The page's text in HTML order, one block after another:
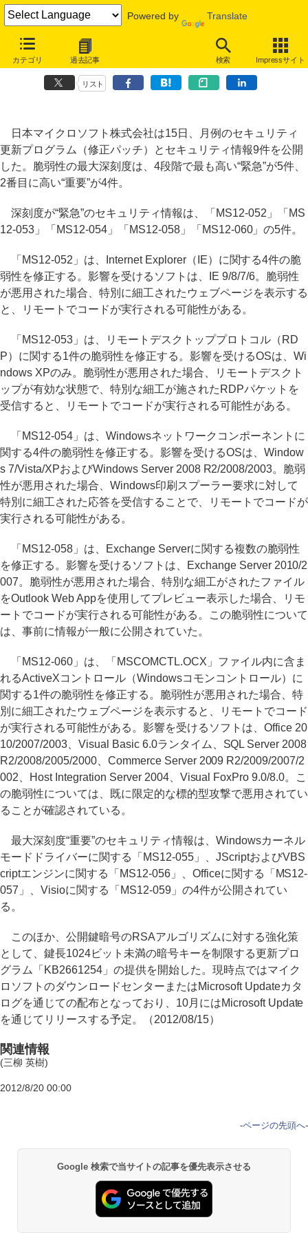
Powered by Translate
カテゴリ 過去記事 検索 Impressサイト
MSが8月の月例パッチ9件を公開、IEやWindowsに関する脆弱性を修
リスト
日本マイクロソフト株式会社は15日、月例のセキュリティ
更新プログラム（修正パッチ）とセキュリティ情報9件を公開
した。脆弱性の最大深刻度は、4段階で最も高い“緊急”が5件、
2番目に高い“重要”が4件。
深刻度が“緊急”のセキュリティ情報は、「MS12-052」「MS
12-053」「MS12-054」「MS12-058」「MS12-060」の5件。
「MS12-052」は、Internet Explorer（IE）に関する4件の脆
弱性を修正する。影響を受けるソフトは、IE 9/8/7/6。脆弱性
が悪用された場合、特別に細工されたウェブページを表示する
と、リモートでコードが実行される可能性がある。
「MS12-053」は、リモートデスクトッププロトコル（RD
P）に関する1件の脆弱性を修正する。影響を受けるOSは、Wi
ndows XPのみ。脆弱性が悪用された場合、リモートデスクト
ップが有効な状態で、特別な細工が施されたRDPパケットを
受信すると、リモートでコードが実行される可能性がある。
「MS12-054」は、Windowsネットワークコンポーネントに
関する4件の脆弱性を修正する。影響を受けるOSは、Window
s 7/Vista/XPおよびWindows Server 2008 R2/2008/2003。脆弱
性が悪用された場合、Windows印刷スプーラー要求に対して
特別に細工された応答を受信することで、リモートでコードが
実行される可能性がある。
「MS12-058」は、Exchange Serverに関する複数の脆弱性
を修正する。影響を受けるソフトは、Exchange Server 2010/2
007。脆弱性が悪用された場合、特別な細工がされたファイル
をOutlook Web Appを使用してプレビュー表示した場合、リモ
ートでコードが実行される可能性がある。この脆弱性について
は、事前に情報が一般に公開されていた。
「MS12-060」は、「MSCOMCTL.OCX」ファイル内に含ま
れるActiveXコントロール（Windowsコモンコントロール）に
関する1件の脆弱性を修正する。脆弱性が悪用された場合、特
別に細工されたウェブページを表示すると、リモートでコード
が実行される可能性がある。影響を受けるソフトは、Office 20
10/2007/2003、Visual Basic 6.0ランタイム、SQL Server 2008
R2/2008/2005/2000、Commerce Server 2009 R2/2009/2007/2
002、Host Integration Server 2004、Visual FoxPro 9.0/8.0。こ
の脆弱性については、既に限定的な標的型攻撃で悪用されてい
ることが確認されている。
最大深刻度“重要”のセキュリティ情報は、Windowsカーネル
モードドライバーに関する「MS12-055」、JScriptおよびVBS
criptエンジンに関する「MS12-056」、Officeに関する「MS12-
057」、Visioに関する「MS12-059」の4件が公開されてい
る。
このほか、公開鍵暗号のRSAアルゴリズムに対する強化策
として、鍵長1024ビット未満の暗号キーを制限する更新プロ
グラム「KB2661254」の提供を開始した。現時点ではマイク
ロソフトのダウンロードセンターまたはMicrosoft Updateカタ
ログを通じての配布となっており、10月にはMicrosoft Update
を通じてリリースする予定。（2012/08/15）
関連情報
(三柳 英樹)
2012/8/20 00:00
-ページの先頭へ-
Google 検索で当サイトの記事を優先表示させる